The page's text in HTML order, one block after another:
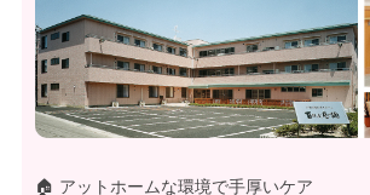
🏠 アットホームな環境で手厚いケア